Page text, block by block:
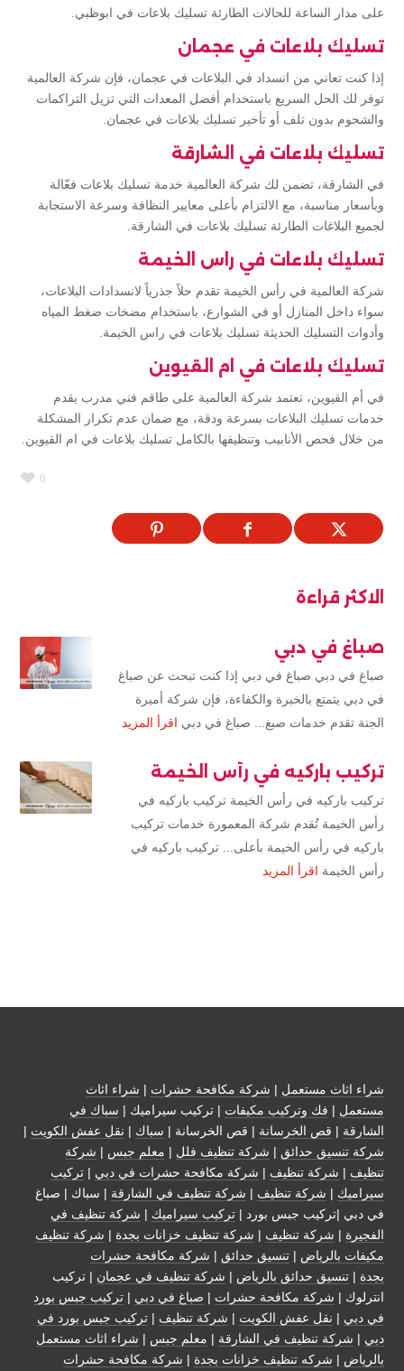
على مدار الساعة للحالات الطارئة تسليك بلاعات في ابوظبي.
تسليك بلاعات في عجمان
إذا كنت تعاني من انسداد في البلاعات في عجمان، فإن شركة العالمية
توفر لك الحل السريع باستخدام أفضل المعدات التي تزيل التراكمات
والشحوم بدون تلف أو تأخير تسليك بلاعات في عجمان.
تسليك بلاعات في الشارقة
في الشارقة، تضمن لك شركة العالمية خدمة تسليك بلاعات فعّالة
وبأسعار مناسبة، مع الالتزام بأعلى معايير النظافة وسرعة الاستجابة
لجميع البلاغات الطارئة تسليك بلاعات في الشارقة.
تسليك بلاعات في راس الخيمة
شركة العالمية في رأس الخيمة تقدم حلاً جذرياً لانسدادات البلاعات،
سواء داخل المنازل أو في الشوارع، باستخدام مضخات ضغط المياه
وأدوات التسليك الحديثة تسليك بلاعات في راس الخيمة.
تسليك بلاعات في ام القيوين
في أم القيوين، تعتمد شركة العالمية على طاقم فني مدرب يقدم
خدمات تسليك البلاعات بسرعة ودقة، مع ضمان عدم تكرار المشكلة
من خلال فحص الأنابيب وتنظيفها بالكامل تسليك بلاعات في ام القيوين.
0
الاكثر قراءة
صباغ في دبي
صباغ في دبي صباغ في دبي إذا كنت تبحث عن صباغ
في دبي يتمتع بالخبرة والكفاءة، فإن شركة أميرة
الجنة تقدم خدمات صبغ... صباغ في دبي اقرأ المزيد
تركيب باركيه في رأس الخيمة
تركيب باركيه في رأس الخيمة تركيب باركيه في
رأس الخيمة تُقدم شركة المعمورة خدمات تركيب
باركيه في رأس الخيمة بأعلى... تركيب باركيه في
رأس الخيمة اقرأ المزيد
شراء اثاث مستعمل | شركة مكافحة حشرات | شراء اثاث
مستعمل | فك وتركيب مكيفات | تركيب سيراميك | سباك في
الشارقة | قص الخرسانة | قص الخرسانة | سباك | نقل عفش الكويت |
شركة تنسيق حدائق | شركة تنظيف فلل | معلم جبس | شركة
تنظيف | شركة تنظيف | شركة مكافحة حشرات في دبي | تركيب
سيراميك | شركة تنظيف | شركة تنظيف في الشارقة | سباك | صباغ
في دبي |تركيب جبس بورد | تركيب سيراميك | شركة تنظيف في
الفجيرة | شركة تنظيف | شركة تنظيف خزانات بجدة | شركة تنظيف
مكيفات بالرياض | تنسيق حدائق | شركة مكافحة حشرات
بجدة | تنسيق حدائق بالرياض | شركة تنظيف في عجمان | تركيب
انترلوك | شركة مكافحة حشرات | صباغ في دبي | تركيب جبس بورد
في دبي | نقل عفش الكويت | شركة تنظيف | تركيب جبس بورد في
دبي | شركة تنظيف في الشارقة | معلم جبس | شراء اثاث مستعمل
بالرياض | شركه تنظيف خزانات بجدة | شركة مكافحة حشرات